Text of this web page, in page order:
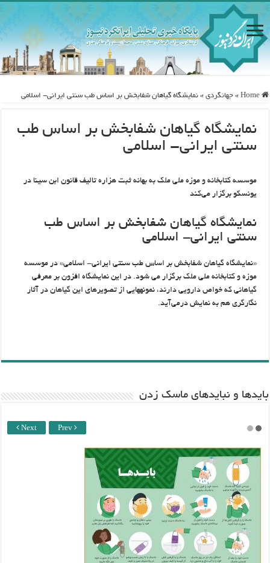
Home
» جهانگردی » نمایشگاه گیاهان شفابخش بر اساس طب سنتی ایرانی- اسلامی
نمایشگاه گیاهان شفابخش بر اساس طب
سنتی ایرانی- اسلامی
موسسه کتابخانه و موزه ملی ملک به بهانه ثبت هزاره تالیف قانون ابن سینا در
یونسکو برگزار می‌کند
نمایشگاه گیاهان شفابخش بر اساس طب
سنتی ایرانی- اسلامی
«نمایشگاه گیاهان شفابخش بر اساس طب سنتی ایرانی- اسلامی» در موسسه
موزه و کتابخانه ملی ملک برگزار می شود. در این نمایشگاه افزون بر معرفی
گیاهانی که خواص دارویی دارند، نمونه­هایی از تصویرهای این گیاهان در آثار
نگارگری هم به نمایش درمی‌آید.
باید‌ها و نبایدهای ماسک زدن
Next Prev